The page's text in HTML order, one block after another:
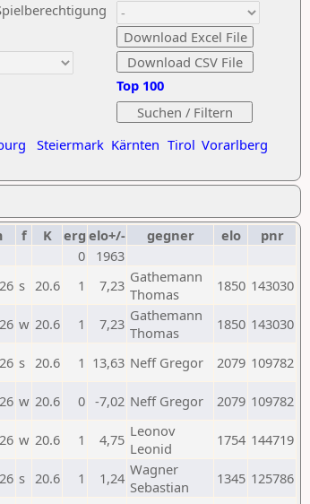
Steiermark Kärnten Tirol Vorarlberg
Top 100
f K erg elo+/- gegner elo
pnr
0
1963
s 20.6 1 7,23 Gathemann
Thomas
1850 143030
w 20.6 1 7,23 Gathemann
Thomas
1850 143030
s 20.6 1 13,63 Neff Gregor 2079 109782
w 20.6 0 -7,02 Neff Gregor 2079 109782
w 20.6 1 4,75 Leonov
Leonid
1754 144719
s 20.6 1 1,24 Wagner
Sebastian
1345 125786